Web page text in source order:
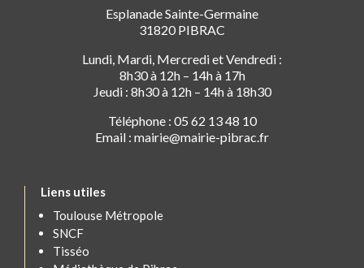
Esplanade Sainte-Germaine
31820 PIBRAC
Lundi, Mardi, Mercredi et Vendredi :
8h30 à 12h – 14h à 17h
Jeudi : 8h30 à 12h – 14h à 18h30
Téléphone : 05 62 13 48 10
Email : mairie@mairie-pibrac.fr
Liens utiles
Toulouse Métropole
SNCF
Tisséo